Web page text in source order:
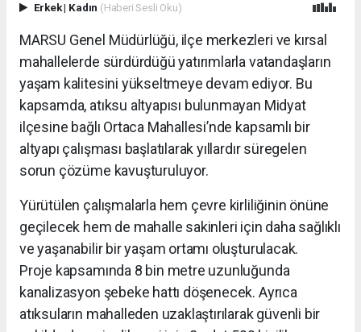
Erkek| Kadın (Haberi Sesli Oku)
MARSU Genel Müdürlüğü, ilçe merkezleri ve kırsal
mahallelerde sürdürdüğü yatırımlarla vatandaşların
yaşam kalitesini yükseltmeye devam ediyor. Bu
kapsamda, atıksu altyapısı bulunmayan Midyat
ilçesine bağlı Ortaca Mahallesi’nde kapsamlı bir
altyapı çalışması başlatılarak yıllardır süregelen
sorun çözüme kavuşturuluyor.
Yürütülen çalışmalarla hem çevre kirliliğinin önüne
geçilecek hem de mahalle sakinleri için daha sağlıklı
ve yaşanabilir bir yaşam ortamı oluşturulacak.
Proje kapsamında 8 bin metre uzunluğunda
kanalizasyon şebeke hattı döşenecek. Ayrıca
atıksuların mahalleden uzaklaştırılarak güvenli bir